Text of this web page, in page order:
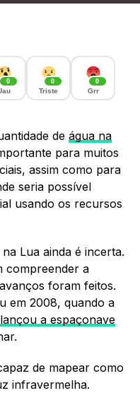
0 0
Triste
0
Grr
de água na
para muitos
assim como para
seria possível
usando os recursos
Lua ainda é incerta.
compreender a
foram feitos.
em 2008, quando a
lançou a espaçonave
de mapear como
infravermelha.